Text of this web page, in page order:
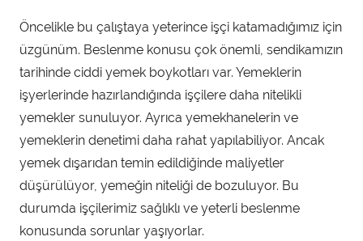
Öncelikle bu çalıştaya yeterince işçi katamadığımız için
üzgünüm. Beslenme konusu çok önemli, sendikamızın
tarihinde ciddi yemek boykotları var. Yemeklerin
işyerlerinde hazırlandığında işçilere daha nitelikli
yemekler sunuluyor. Ayrıca yemekhanelerin ve
yemeklerin denetimi daha rahat yapılabiliyor. Ancak
yemek dışarıdan temin edildiğinde maliyetler
düşürülüyor, yemeğin niteliği de bozuluyor. Bu
durumda işçilerimiz sağlıklı ve yeterli beslenme
konusunda sorunlar yaşıyorlar.